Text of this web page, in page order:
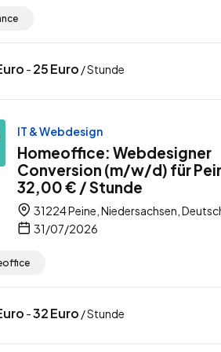
- 25Euro / Stunde
IT & Webdesign
Homeoffice: Webdesigner
Conversion (m/w/d) für
32,00 € / Stunde
31224 Peine, Niedersachsen,
31/07/2026
-32Euro / Stunde